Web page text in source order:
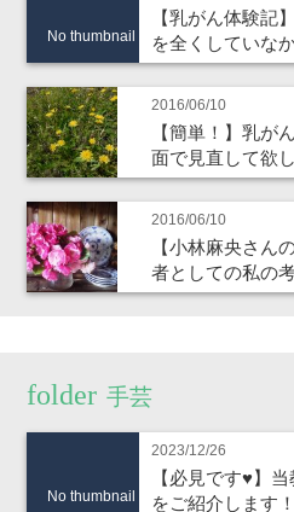
No thumbnail
【乳がん体験記
を全くしていな
2016/06/10
【簡単！】乳が
面で見直して欲
2016/06/10
【小林麻央さん
者としての私の
手芸
No thumbnail
2023/12/26
【必見です♥】
をご紹介します